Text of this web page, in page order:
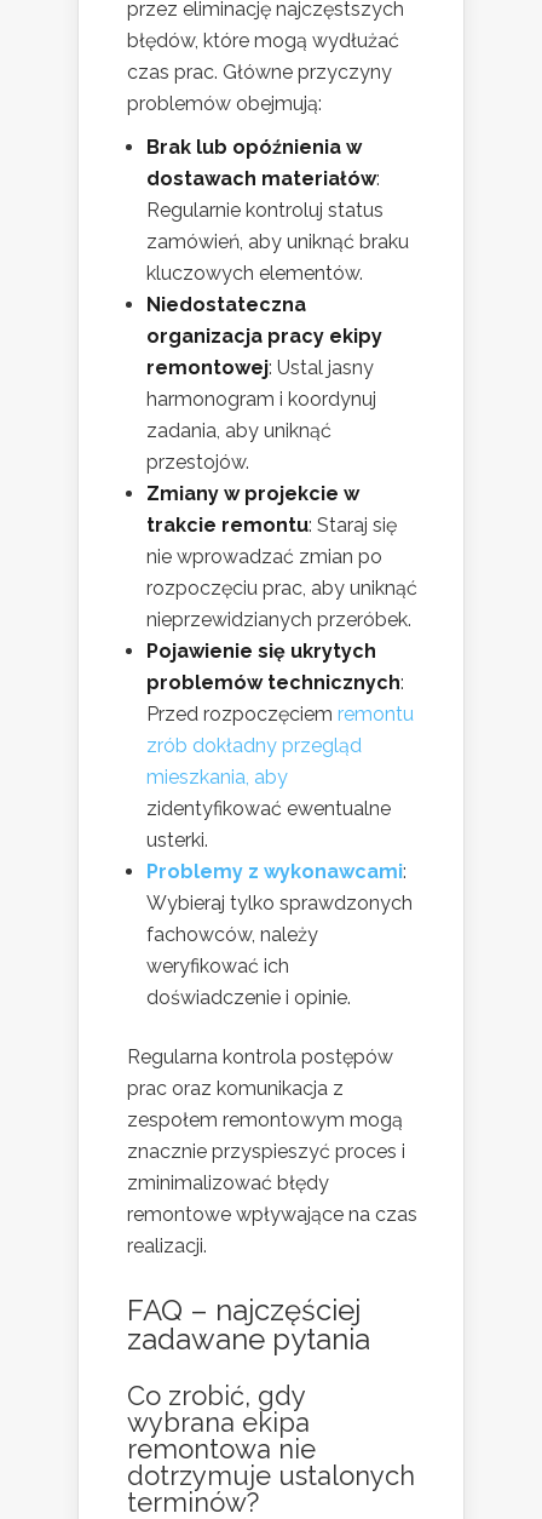
przez eliminację najczęstszych
błędów, które mogą wydłużać
czas prac. Główne przyczyny
problemów obejmują:
Brak lub opóźnienia w
dostawach materiałów:
Regularnie kontroluj status
zamówień, aby uniknąć braku
kluczowych elementów.
Niedostateczna
organizacja pracy ekipy
remontowej: Ustal jasny
harmonogram i koordynuj
zadania, aby uniknąć
przestojów.
Zmiany w projekcie w
trakcie remontu: Staraj się
nie wprowadzać zmian po
rozpoczęciu prac, aby uniknąć
nieprzewidzianych przeróbek.
Pojawienie się ukrytych
problemów technicznych:
Przed rozpoczęciem remontu
zrób dokładny przegląd
mieszkania, aby
zidentyfikować ewentualne
usterki.
Problemy z wykonawcami:
Wybieraj tylko sprawdzonych
fachowców, należy
weryfikować ich
doświadczenie i opinie.
Regularna kontrola postępów
prac oraz komunikacja z
zespołem remontowym mogą
znacznie przyspieszyć proces i
zminimalizować błędy
remontowe wpływające na czas
realizacji.
FAQ – najczęściej
zadawane pytania
Co zrobić, gdy
wybrana ekipa
remontowa nie
dotrzymuje ustalonych
terminów?